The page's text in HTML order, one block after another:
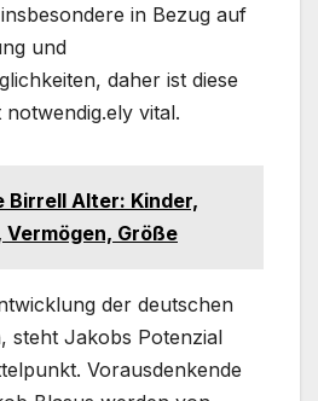
in Bezug auf
und
daher ist diese
vital.
Birrell Alter: Kinder,
Größe
der deutschen
steht Jakobs Potenzial
Vorausdenkende